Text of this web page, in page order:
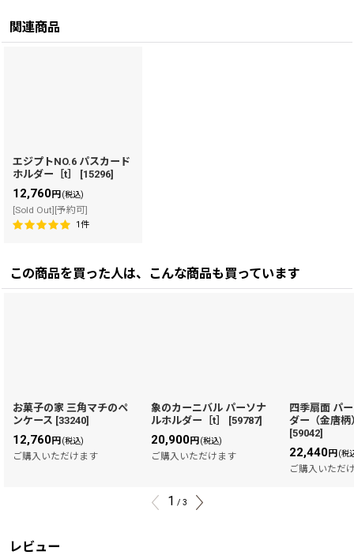
関連商品
エジプトNO.6 パスカード
ホルダー［t］
[15296]
12,760円 (税込)
[Sold Out][予約可]
1件
この商品を買った人は、こんな商品も買っています
お菓子の家 三角マチのペ
ンケース [33240]
12,760円 (税込)
ご購入いただけます
象のカーニバル パーソナ
ルホルダー［t］
[59787]
20,900円 (税込)
ご購入いただけます
四季扇面 パ
ダー（金唐柄
[59042]
22,440円 (税
ご購入いただ
1 / 3
レビュー